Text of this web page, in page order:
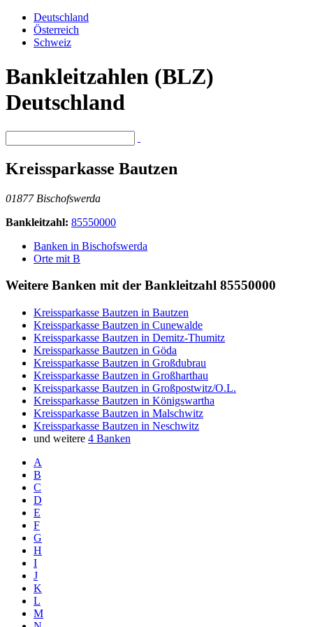
Deutschland
Österreich
Schweiz
Bankleitzahlen (BLZ)
Deutschland
Kreissparkasse Bautzen
01877 Bischofswerda
Bankleitzahl: 85550000
Banken in Bischofswerda
Orte mit B
Weitere Banken mit der Bankleitzahl 85550000
Kreissparkasse Bautzen in Bautzen
Kreissparkasse Bautzen in Cunewalde
Kreissparkasse Bautzen in Demitz-Thumitz
Kreissparkasse Bautzen in Göda
Kreissparkasse Bautzen in Großdubrau
Kreissparkasse Bautzen in Großharthau
Kreissparkasse Bautzen in Großpostwitz/O.L.
Kreissparkasse Bautzen in Königswartha
Kreissparkasse Bautzen in Malschwitz
Kreissparkasse Bautzen in Neschwitz
und weitere 4 Banken
A
B
C
D
E
F
G
H
I
J
K
L
M